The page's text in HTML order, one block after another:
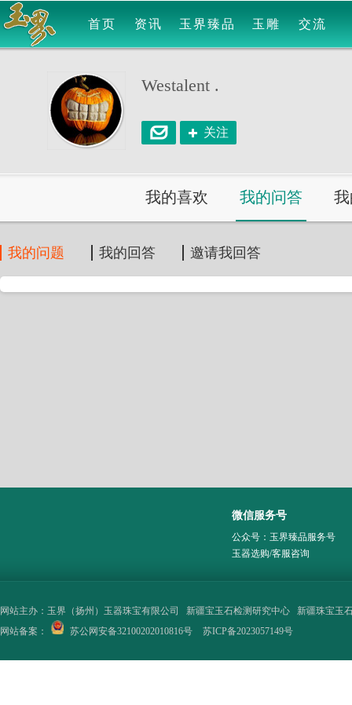
首页 资讯 玉界臻品 玉雕 交流
Westalent .
关注
我的喜欢 我的问答
我的问题 我的回答 邀请我回答
微信服务号
公众号：玉界臻品服务号
玉器选购/客服咨询
网站主办： 玉界（扬州）玉器珠宝有限公司 新疆宝玉石检测研究中心
新疆珠宝玉
网站备案：
苏公网安备32100202010816号 苏ICP备2023057149号